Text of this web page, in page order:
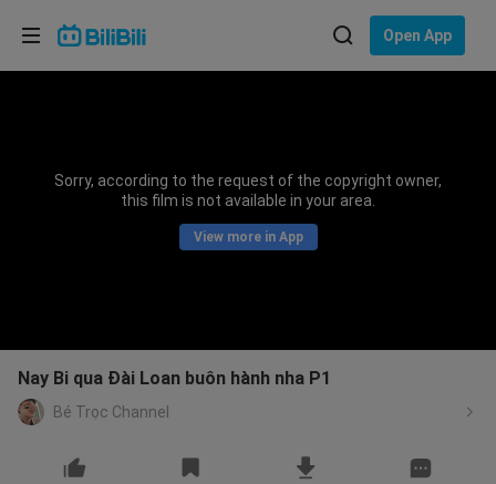
Open App
Sorry, according to the request of the copyright owner,
this film is not available in your area.
View more in App
Nay Bi qua Đài Loan buôn hành nha P1
Bé Trọc Channel
Choose your language